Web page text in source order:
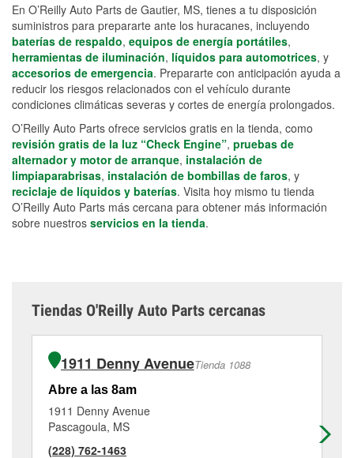
En O’Reilly Auto Parts de Gautier, MS, tienes a tu disposición
suministros para prepararte ante los huracanes, incluyendo
baterías de respaldo, equipos de energía portátiles,
herramientas de iluminación, líquidos para automotrices, y
accesorios de emergencia. Prepararte con anticipación ayuda a
reducir los riesgos relacionados con el vehículo durante
condiciones climáticas severas y cortes de energía prolongados.
O’Reilly Auto Parts ofrece servicios gratis en la tienda, como
revisión gratis de la luz “Check Engine”, pruebas de
alternador y motor de arranque, instalación de
limpiaparabrisas, instalación de bombillas de faros, y
reciclaje de líquidos y baterías. Visita hoy mismo tu tienda
O’Reilly Auto Parts más cercana para obtener más información
sobre nuestros servicios en la tienda.
Tiendas O'Reilly Auto Parts cercanas
1911 Denny AvenueTienda 1088
Abre a las 8am
1911 Denny Avenue
Pascagoula, MS
(228) 762-1463